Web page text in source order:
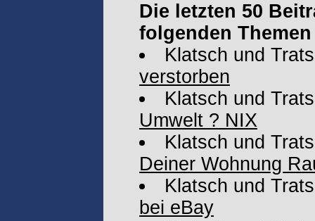
Die letzten 50
folgenden
Klatsch und
verstorben
Klatsch und
Umwelt ? NIX
Klatsch und
Deiner Wohnung
Klatsch und
bei eBay